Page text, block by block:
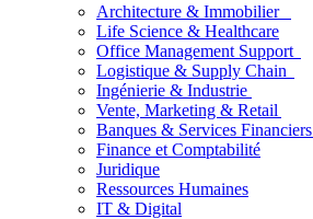
Architecture & Immobilier
Life Science & Healthcare
Office Management Support
Logistique & Supply Chain
Ingénierie & Industrie
Vente, Marketing & Retail
Banques & Services Financiers
Finance et Comptabilité
Juridique
Ressources Humaines
IT & Digital